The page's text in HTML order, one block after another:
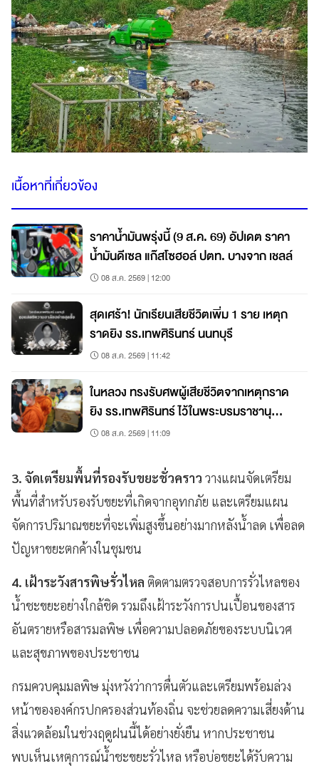
เนื้อหาที่เกี่ยวข้อง
ราคาน้ำมันพรุ่งนี้ (9 ส.ค. 69) อัปเดต ราคา
น้ำมันดีเซล แก๊สโซฮอล์ ปตท. บางจาก เชลล์
08 ส.ค. 2569 | 12:00
สุดเศร้า! นักเรียนเสียชีวิตเพิ่ม 1 ราย เหตุก
ราดยิง รร.เทพศิรินทร์ นนทบุรี
08 ส.ค. 2569 | 11:42
ในหลวง ทรงรับศพผู้เสียชีวิตจากเหตุกราด
ยิง รร.เทพศิรินทร์ ไว้ในพระบรมราชานุ
เคราะห์
08 ส.ค. 2569 | 11:09
3. จัดเตรียมพื้นที่รองรับขยะชั่วคราว วางแผนจัดเตรียม
พื้นที่สำหรับรองรับขยะที่เกิดจากอุทกภัย และเตรียมแผน
จัดการปริมาณขยะที่จะเพิ่มสูงขึ้นอย่างมากหลังน้ำลด เพื่อลด
ปัญหาขยะตกค้างในชุมชน
4. เฝ้าระวังสารพิษรั่วไหล ติดตามตรวจสอบการรั่วไหลของ
น้ำชะขยะอย่างใกล้ชิด รวมถึงเฝ้าระวังการปนเปื้อนของสาร
อันตรายหรือสารมลพิษ เพื่อความปลอดภัยของระบบนิเวศ
และสุขภาพของประชาชน
กรมควบคุมมลพิษ มุ่งหวังว่าการตื่นตัวและเตรียมพร้อมล่วง
หน้าขององค์กรปกครองส่วนท้องถิ่น จะช่วยลดความเสี่ยงด้าน
สิ่งแวดล้อมในช่วงฤดูฝนนี้ได้อย่างยั่งยืน หากประชาชน
พบเห็นเหตุการณ์น้ำชะขยะรั่วไหล หรือบ่อขยะได้รับความ